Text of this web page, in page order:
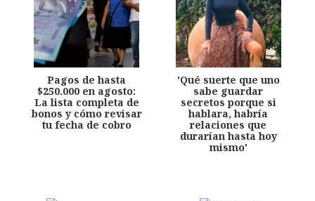
Pagos de hasta
$250.000 en agosto:
La lista completa de
bonos y cómo revisar
tu fecha de cobro
'Qué suerte que uno
sabe guardar
secretos porque si
hablara, habría
relaciones que
durarían hasta hoy
mismo'